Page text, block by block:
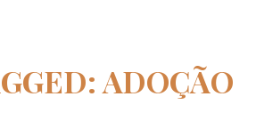
ADOÇÃO